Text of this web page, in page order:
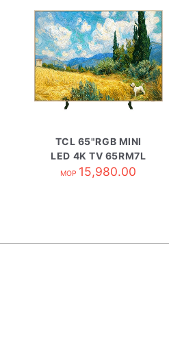
TCL 65"RGB MINI
LED 4K TV 65RM7L
MOP 15,980.00